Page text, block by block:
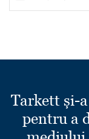
Tarkett și-
pentru a